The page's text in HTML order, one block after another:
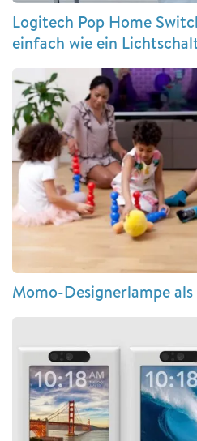
Logitech Pop Home
einfach wie ein
Momo-Designerlampe